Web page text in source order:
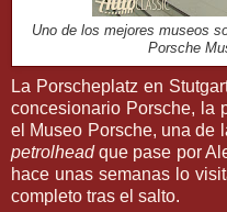
Uno de los mejores museos
Porsche
La Porscheplatz en
concesionario Porsche, la
el Museo Porsche, una de
petrolheadque pase por
hace unas semanas lo
completo tras el salto.